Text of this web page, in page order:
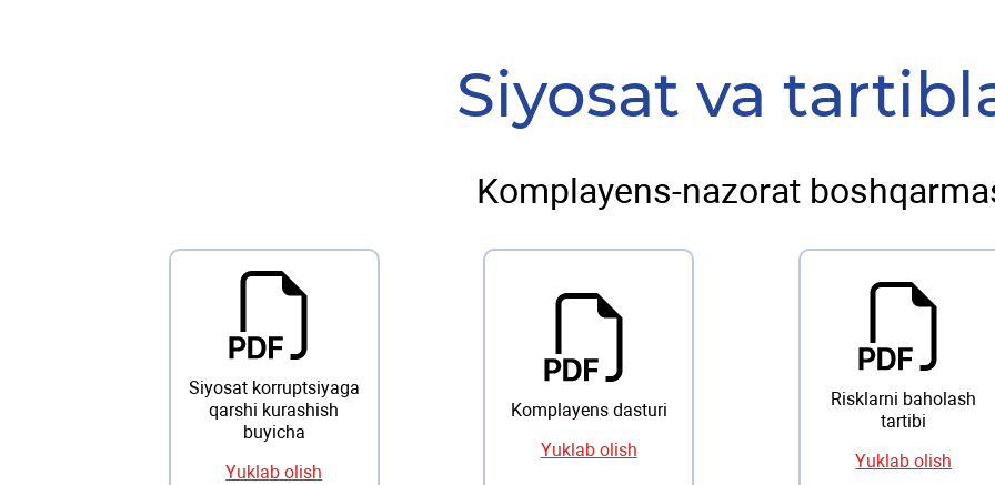
Siyosat va
Komplayens-nazorat
Siyosat korruptsiyaga
qarshi kurashish
buyicha
Yuklab olish
Komplayens dasturi
Yuklab olish
Risklarni baholash
tartibi
Yuklab olish